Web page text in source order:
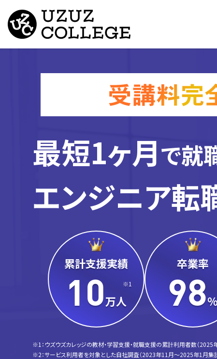
最短1ヶ月で就
エンジニア転
累計支援実績
10万人
※1
卒業率
98%
※1：ウズウズカレッジの教材・学習支援・就職支援の累計利用者数（2025
※2：サービス利用者を対象とした自社調査（2023年11月〜2025年1月集